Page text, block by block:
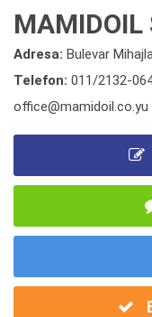
MAMIDOIL
Adresa: Bulevar
Telefon: 011/2132-
office@mamidoil.co.yu